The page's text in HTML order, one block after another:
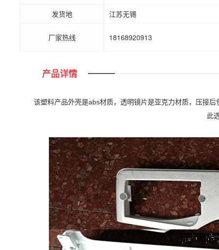
发货地
江苏无锡
厂家热线 18168920913
产品详情
该塑料产品外壳是abs材质，透明镜片是亚克力材质，压接
此